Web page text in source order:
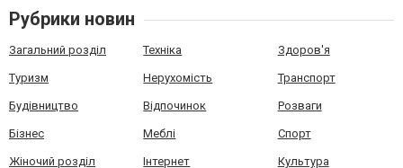
Рубрики новин
Загальний розділ Техніка Здоров'я
Туризм Нерухомість Транспорт
Будівництво Відпочинок Розваги
Бізнес Меблі Спорт
Жіночий розділ Інтернет Культура